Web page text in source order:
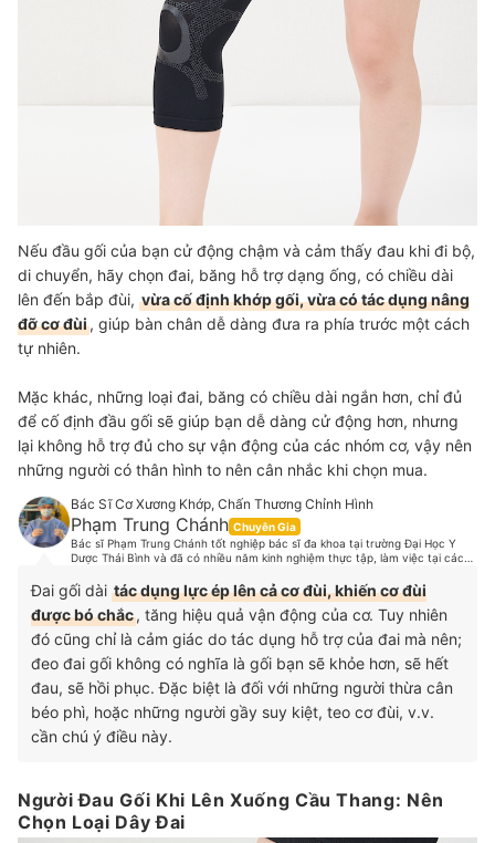
Nếu đầu gối của bạn cử động chậm và cảm thấy đau khi đi bộ,
di chuyển, hãy chọn đai, băng hỗ trợ dạng ống, có chiều dài
lên đến bắp đùi, vừa cố định khớp gối, vừa có tác dụng nâng
đỡ cơ đùi, giúp bàn chân dễ dàng đưa ra phía trước một cách
tự nhiên.
Mặc khác, những loại đai, băng có chiều dài ngắn hơn, chỉ đủ
để cố định đầu gối sẽ giúp bạn dễ dàng cử động hơn, nhưng
lại không hỗ trợ đủ cho sự vận động của các nhóm cơ, vậy nên
những người có thân hình to nên cân nhắc khi chọn mua.
Bác Sĩ Cơ Xương Khớp, Chấn Thương Chỉnh Hình
Phạm Trung Chánh Chuyên Gia
Bác sĩ Phạm Trung Chánh tốt nghiệp bác sĩ đa khoa tại trường Đại Học Y
Dược Thái Bình và đã có nhiều năm kinh nghiệm thực tập, làm việc tại các
khoa Cơ Xương Khớp, hợp tác chuyên môn và hợp tác phẫu thuật các bệnh
lý cơ xương khớp với một số bệnh viện tại Tp.HCM. Là một người thích vận
động thể thao, bác sĩ Chánh cũng có những nghiên cứu sâu về dinh dưỡng,
chế độ luyện tập, các chấn thương trong thể thao và đã từng điều trị cho
rất nhiều cầu thủ từ các đội tuyển bóng đá, vận động viên các môn Muay
Thái, cầu lông, boxing v.v.
Đai gối dài tác dụng lực ép lên cả cơ đùi, khiến cơ đùi
được bó chắc, tăng hiệu quả vận động của cơ. Tuy nhiên
đó cũng chỉ là cảm giác do tác dụng hỗ trợ của đai mà nên;
đeo đai gối không có nghĩa là gối bạn sẽ khỏe hơn, sẽ hết
đau, sẽ hồi phục. Đặc biệt là đối với những người thừa cân
béo phì, hoặc những người gầy suy kiệt, teo cơ đùi, v.v.
cần chú ý điều này.
Người Đau Gối Khi Lên Xuống Cầu Thang: Nên
Chọn Loại Dây Đai